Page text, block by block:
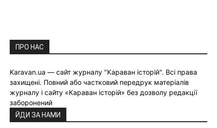
ПРО НАС
Karavan.ua — сайт журналу "Караван історій". Всі права
захищені. Повний або частковий передрук матеріалів
журналу і сайту «Караван історій» без дозволу редакції
заборонений
ЙДИ ЗА НАМИ